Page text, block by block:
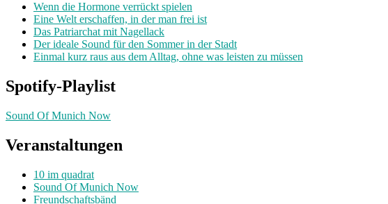
Wenn die Hormone verrückt spielen
Eine Welt erschaffen, in der man frei ist
Das Patriarchat mit Nagellack
Der ideale Sound für den Sommer in der Stadt
Einmal kurz raus aus dem Alltag, ohne was leisten zu müssen
Spotify-Playlist
Sound Of Munich Now
Veranstaltungen
10 im quadrat
Sound Of Munich Now
Freundschaftsbänd